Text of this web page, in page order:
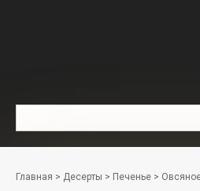
Главная > Десерты > Печенье >